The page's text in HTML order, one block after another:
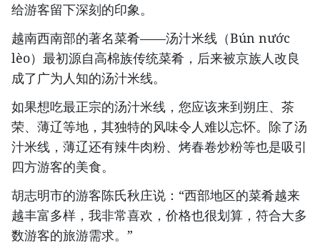
给游客留下深刻的印象。
越南西南部的著名菜肴——汤汁米线（Bún nước
lèo）最初源自高棉族传统菜肴，后来被京族人改良
成了广为人知的汤汁米线。
如果想吃最正宗的汤汁米线，您应该来到朔庄、茶
荣、薄辽等地，其独特的风味令人难以忘怀。除了汤
汁米线，薄辽还有辣牛肉粉、烤春卷炒粉等也是吸引
四方游客的美食。
胡志明市的游客陈氏秋庄说：“西部地区的菜肴越来
越丰富多样，我非常喜欢，价格也很划算，符合大多
数游客的旅游需求。”